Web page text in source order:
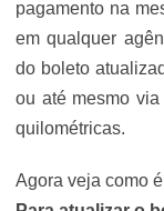
pagamento na
em qualquer
do boleto
ou até mesmo
quilométricas.
Agora veja como